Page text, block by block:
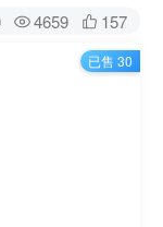
4659 157
已售 30